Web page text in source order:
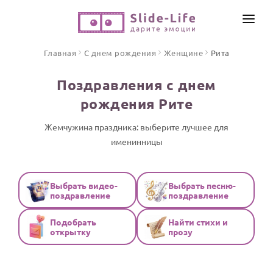
Видео поздравления
Песни поздравления
Стихи и тексты
ПРАЗДНИКИ
С Днем рождения
ИНСТРУМЕНТЫ
ОТЗЫВЫ
Главная С днем рождения Женщине Рита
Поздравления с днем
рождения Рите
Жемчужина праздника: выберите лучшее для
именинницы
Выбрать видео-
поздравление
Выбрать песню-
поздравление
Подобрать
открытку
Найти стихи и
прозу